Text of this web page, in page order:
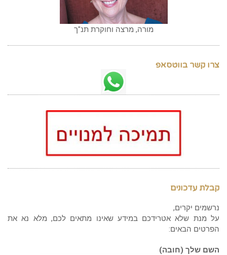
מורה, מרצה וחוקרת תנ"ך
צרו קשר בווטסאפ
קבלת עדכונים
נרשמים יקרים,
על מנת שלא אטרידכם במידע שאינו מתאים לכם, מלא נא את
הפרטים הבאים:
השם שלך (חובה)